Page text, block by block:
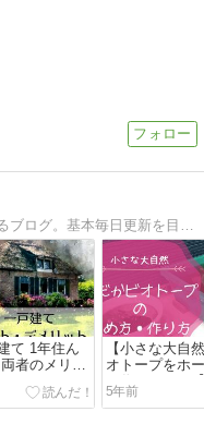
て 1年住ん
者のメリッ
まとめ
【小さな大自
オトープをホ
で作ってみた
5年前